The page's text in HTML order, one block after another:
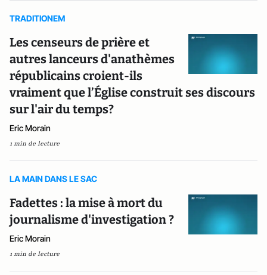
TRADITIONEM
Les censeurs de prière et
autres lanceurs d'anathèmes
républicains croient-ils
vraiment que l’Église construit ses discours
sur l'air du temps?
Eric Morain
1 min de lecture
LA MAIN DANS LE SAC
Fadettes : la mise à mort du
journalisme d'investigation ?
Eric Morain
1 min de lecture